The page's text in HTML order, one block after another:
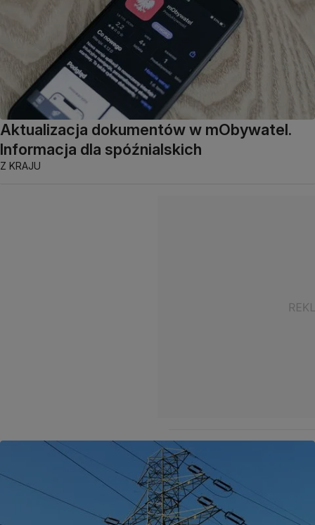
Aktualizacja dokumentów w mObywatel.
Informacja dla spóźnialskich
Z KRAJU